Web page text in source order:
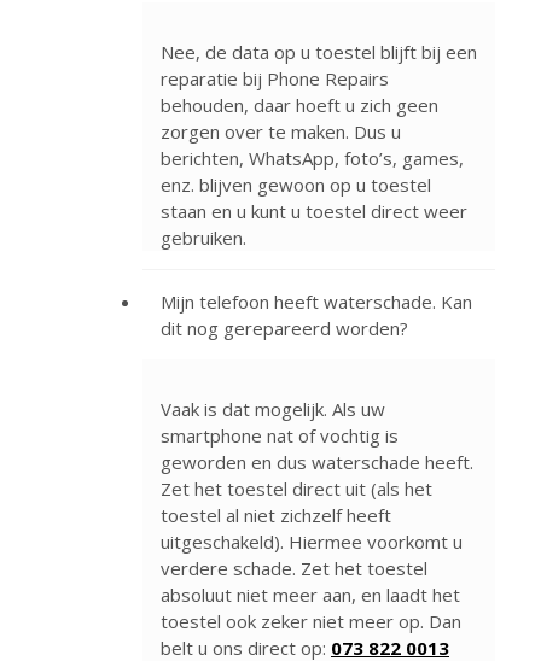
Nee, de data op u toestel blijft bij een
reparatie bij Phone Repairs
behouden, daar hoeft u zich geen
zorgen over te maken. Dus u
berichten, WhatsApp, foto’s, games,
enz. blijven gewoon op u toestel
staan en u kunt u toestel direct weer
gebruiken.
Mijn telefoon heeft waterschade. Kan
dit nog gerepareerd worden?
Vaak is dat mogelijk. Als uw
smartphone nat of vochtig is
geworden en dus waterschade heeft.
Zet het toestel direct uit (als het
toestel al niet zichzelf heeft
uitgeschakeld). Hiermee voorkomt u
verdere schade. Zet het toestel
absoluut niet meer aan, en laadt het
toestel ook zeker niet meer op. Dan
belt u ons direct op: 073 822 0013